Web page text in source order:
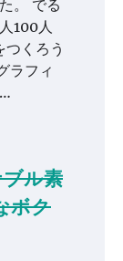
。 でる
100人
くろう
ラフィ
ル素
ボク